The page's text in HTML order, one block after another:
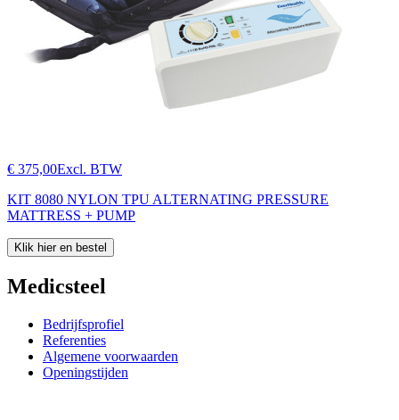
€ 375,00Excl. BTW
KIT 8080 NYLON TPU ALTERNATING PRESSURE
MATTRESS + PUMP
Klik hier en bestel
Medicsteel
Bedrijfsprofiel
Referenties
Algemene voorwaarden
Openingstijden